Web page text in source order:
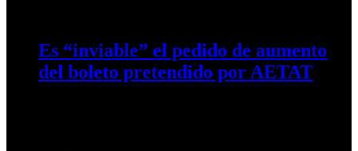
Es “inviable” el pedido de aumento
del boleto pretendido por AETAT